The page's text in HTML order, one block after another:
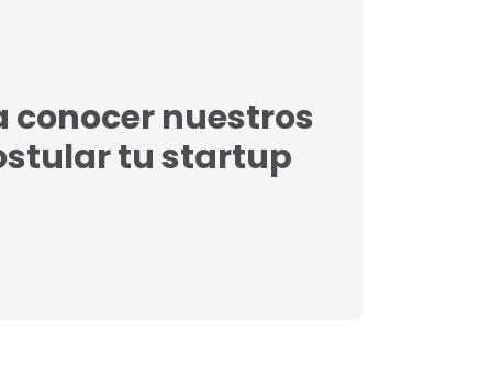
conocer nuestros
tu startup